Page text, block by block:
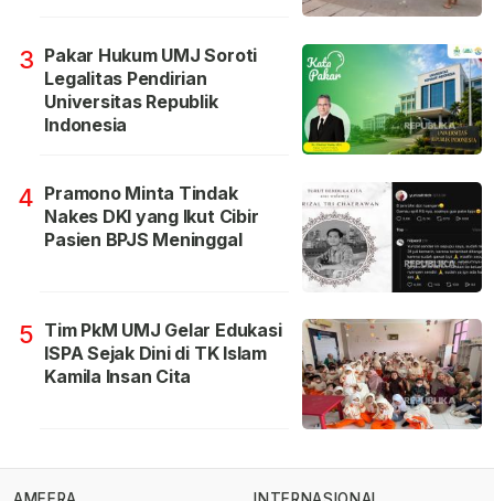
3 Pakar Hukum UMJ Soroti
Legalitas Pendirian
Universitas Republik
Indonesia
4 Pramono Minta Tindak
Nakes DKI yang Ikut Cibir
Pasien BPJS Meninggal
5 Tim PkM UMJ Gelar Edukasi
ISPA Sejak Dini di TK Islam
Kamila Insan Cita